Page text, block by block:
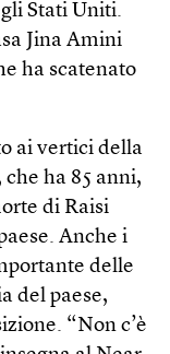
Stati Uniti.
Jina Amini
ha scatenato
ai vertici della
ha 85 anni,
di Raisi
Anche i
delle
del paese,
“Non c’è